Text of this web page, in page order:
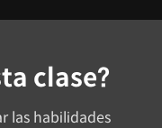
clase?
las habilidades